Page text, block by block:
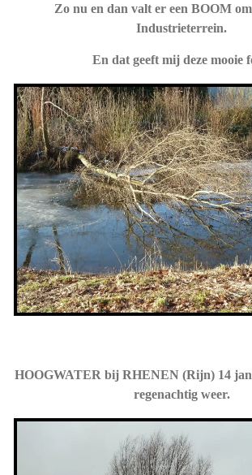
Zo nu en dan valt er een BOOM
Industrieterrein.
En dat geeft mij deze mooie
HOOGWATER bij RHENEN (Rijn) 14
regenachtig weer.